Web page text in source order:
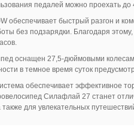
педалей можно проехать
обеспечивает быстрый разгон и
без подзарядки. Благодаря
оснащен 27,5-дюймовыми
в темное время суток
обеспечивает эффективное
Силафлай 27 станет
также для увлекательных